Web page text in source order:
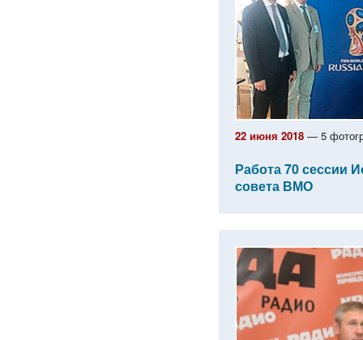
22 июня 2018 — 5
Работа 70 сессии
совета ВМО